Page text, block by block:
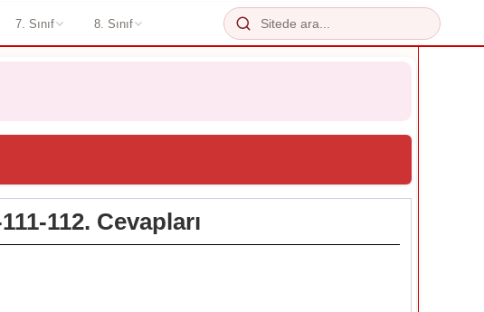
7. Sınıf 8. Sınıf
112. Cevapları